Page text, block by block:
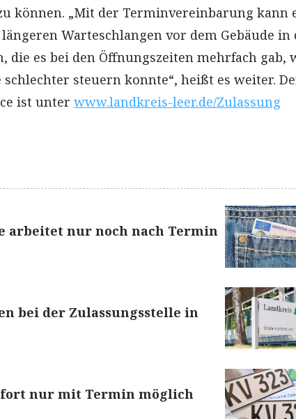
können. „Mit der Terminvereinbarung kann
Warteschlangen vor dem Gebäude in
die es bei den Öffnungszeiten mehrfach gab,
steuern konnte“, heißt es weiter.
ist unter www.landkreis-leer.de/Zulassung
arbeitet nur noch nach Termin
bei der Zulassungsstelle in
nur mit Termin möglich